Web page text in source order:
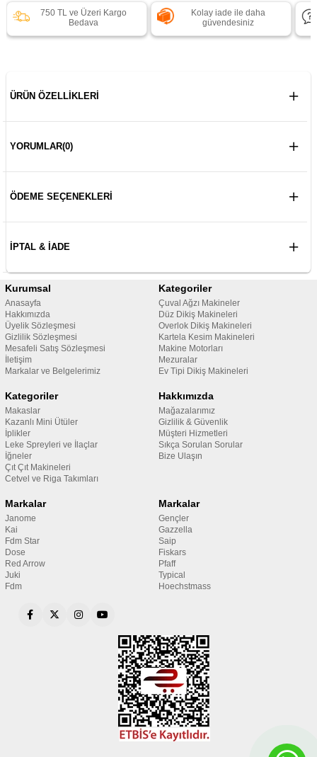
750 TL ve Üzeri Kargo
Bedava
Kolay iade ile daha
güvendesiniz
ÜRÜN ÖZELLIKLERI
YORUMLAR(0)
ÖDEME SEÇENEKLERI
İPTAL & İADE
Kurumsal
Anasayfa
Hakkımızda
Üyelik Sözleşmesi
Gizlilik Sözleşmesi
Mesafeli Satış Sözleşmesi
İletişim
Markalar ve Belgelerimiz
Kategoriler
Çuval Ağzı Makineler
Düz Dikiş Makineleri
Overlok Dikiş Makineleri
Kartela Kesim Makineleri
Makine Motorları
Mezuralar
Ev Tipi Dikiş Makineleri
Kategoriler
Makaslar
Kazanlı Mini Ütüler
İplikler
Leke Spreyleri ve İlaçlar
İğneler
Çıt Çıt Makineleri
Cetvel ve Riga Takımları
Hakkımızda
Mağazalarımız
Gizlilik & Güvenlik
Müşteri Hizmetleri
Sıkça Sorulan Sorular
Bize Ulaşın
Markalar
Janome
Kai
Fdm Star
Dose
Red Arrow
Juki
Fdm
Markalar
Gençler
Gazzella
Saip
Fiskars
Pfaff
Typical
Hoechstmass